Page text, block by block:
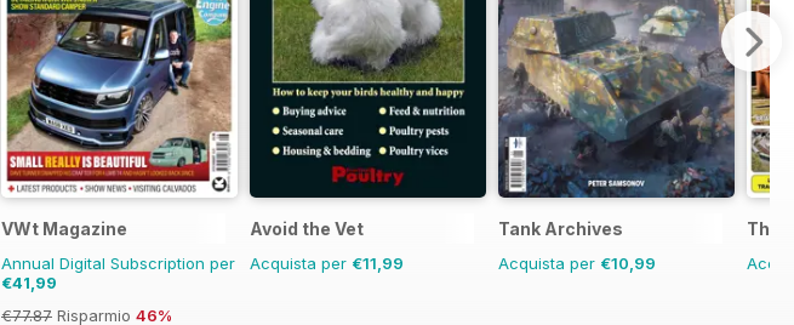
VWt Magazine
Annual Digital Subscription per
€41,99
€77.87 Risparmio 46%
Avoid the Vet
Acquista per €11,99
Tank Archives
Acquista per €10,99
The